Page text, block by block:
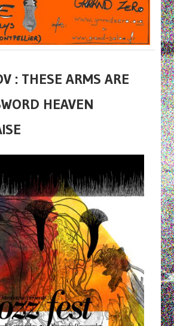
: THESE ARMS ARE
HEAVEN